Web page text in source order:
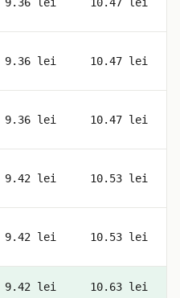
9.36 lei 10.47 lei
9.36 lei 10.47 lei
9.42 lei 10.53 lei
9.42 lei 10.53 lei
9.42 lei 10.63 lei